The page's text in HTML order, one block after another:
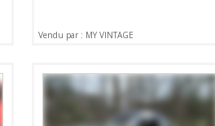
Vendu par : MY VINTAGE